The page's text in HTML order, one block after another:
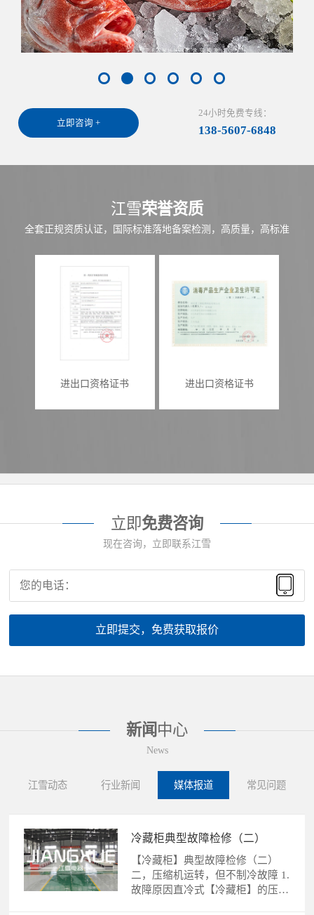
立即咨询 +
24小时免费专线：
138-5607-6848
江雪荣誉资质
全套正规资质认证，国际标准落地备案检测，高质量，高标准
进出口资格证书 进出口资格证书
立即免费咨询
现在咨询，立即联系江雪
立即提交，免费获取报价
新闻 中心
News
江雪动态 行业新闻 媒体报道 常见问题
冷藏柜典型故障检修（二）
【冷藏柜】典型故障检修（二）
二，压缩机运转，但不制冷故障 1.
故障原因直冷式【冷藏柜】的压缩